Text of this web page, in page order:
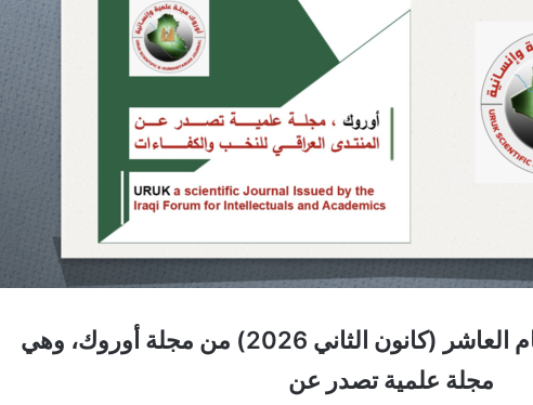
صدر العدد الأول من العام العاشر (كانون الثاني 2026) من مجلة أوروك، وهي
مجلة علمية تصدر عن